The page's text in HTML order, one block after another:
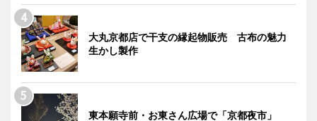
大丸京都店で干支の縁起物販売 古布の魅力
生かし製作
東本願寺前・お東さん広場で「京都夜市」